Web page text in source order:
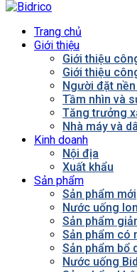
Trang chủ
Giới thiệu
Giới thiệu
Giới thiệu
Người đặt
Tầm nhìn và
Tăng trưởng
Nhà máy và
Kinh doanh
Nội địa
Xuất khẩu
Sản phẩm
Sản phẩm mới
Nước uống
Sản phẩm
Sản phẩm có
Sản phẩm bổ
Nước uống